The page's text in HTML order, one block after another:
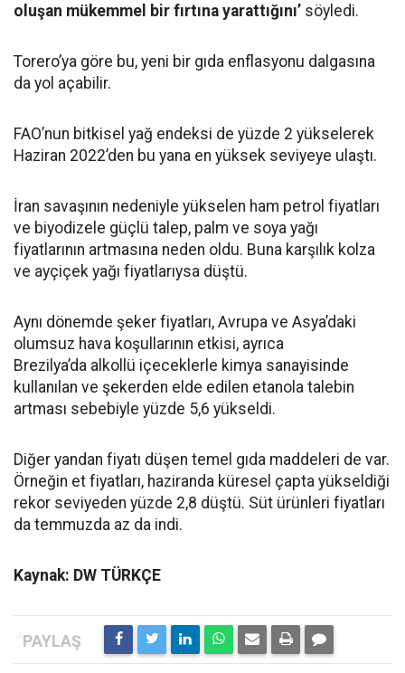
oluşan mükemmel bir fırtına yarattığını’ söyledi.
Torero’ya göre bu, yeni bir gıda enflasyonu dalgasına
da yol açabilir.
FAO’nun bitkisel yağ endeksi de yüzde 2 yükselerek
Haziran 2022’den bu yana en yüksek seviyeye ulaştı.
İran savaşının nedeniyle yükselen ham petrol fiyatları
ve biyodizele güçlü talep, palm ve soya yağı
fiyatlarının artmasına neden oldu. Buna karşılık kolza
ve ayçiçek yağı fiyatlarıysa düştü.
Aynı dönemde şeker fiyatları, Avrupa ve Asya’daki
olumsuz hava koşullarının etkisi, ayrıca
Brezilya’da alkollü içeceklerle kimya sanayisinde
kullanılan ve şekerden elde edilen etanola talebin
artması sebebiyle yüzde 5,6 yükseldi.
Diğer yandan fiyatı düşen temel gıda maddeleri de var.
Örneğin et fiyatları, haziranda küresel çapta yükseldiği
rekor seviyeden yüzde 2,8 düştü. Süt ürünleri fiyatları
da temmuzda az da indi.
Kaynak: DW TÜRKÇE